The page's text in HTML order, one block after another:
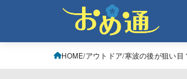
HOME アウトドア 寒波の後が狙い目